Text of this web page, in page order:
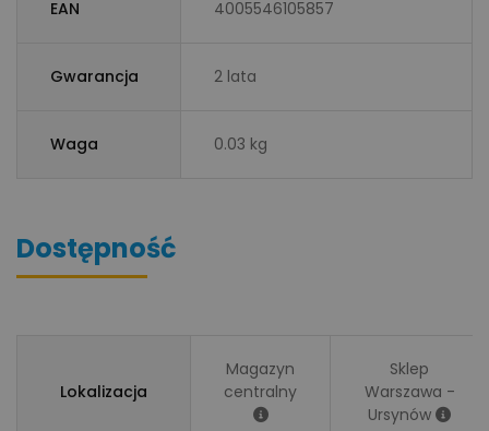
EAN 4005546105857
Gwarancja 2 lata
Waga 0.03 kg
Dostępność
Lokalizacja
Magazyn
centralny
Sklep
Warszawa -
Ursynów